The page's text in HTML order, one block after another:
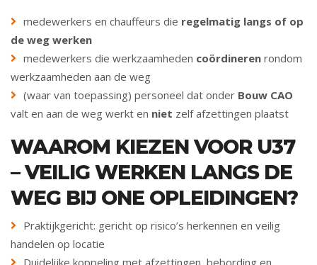
medewerkers en chauffeurs die regelmatig langs of op
de weg werken
medewerkers die werkzaamheden coördineren rondom
werkzaamheden aan de weg
(waar van toepassing) personeel dat onder Bouw CAO
valt en aan de weg werkt en niet zelf afzettingen plaatst
WAAROM KIEZEN VOOR U37
– VEILIG WERKEN LANGS DE
WEG BIJ ONE OPLEIDINGEN?
Praktijkgericht: gericht op risico’s herkennen en veilig
handelen op locatie
Duidelijke koppeling met afzettingen, bebording en